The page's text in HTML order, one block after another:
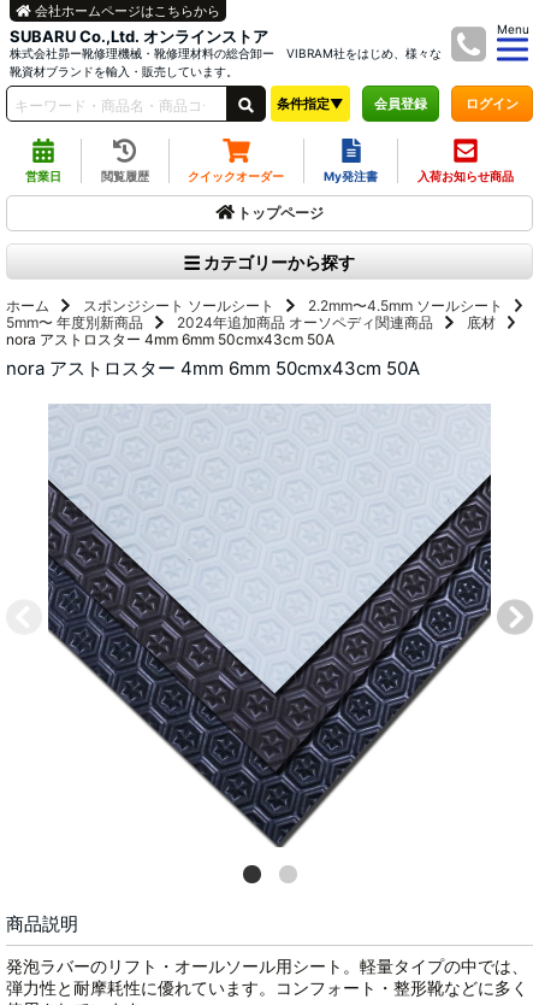
SUBARU Co.,Ltd. オンラインストア
株式会社昴ー靴修理機械・靴修理材料の総合卸ー VIBRAM社をはじめ、様々な
靴資材ブランドを輸入・販売しています。
Menu
会社ホームページはこちらから
条件指定▼ 会員登録 ログイン
営業日 閲覧履歴 クイックオーダー My発注書 入荷お知らせ商品
トップページ
カテゴリーから探す
ホーム スポンジシート ソールシート 2.2mm〜4.5mm ソールシート
5mm〜 年度別新商品 2024年追加商品 オーソペディ関連商品
底材
nora アストロスター 4mm 6mm 50cmx43cm 50A
nora アストロスター 4mm 6mm 50cmx43cm 50A
商品説明
発泡ラバーのリフト・オールソール用シート。軽量タイプの中では、
弾力性と耐摩耗性に優れています。コンフォート・整形靴などに多く